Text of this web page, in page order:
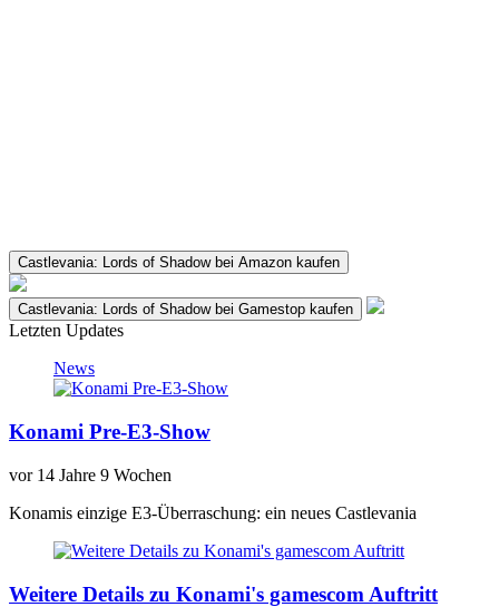
Castlevania: Lords of Shadow bei Amazon kaufen
Castlevania: Lords of Shadow bei Gamestop kaufen
Letzten Updates
News
Konami Pre-E3-Show
vor 14 Jahre 9 Wochen
Konamis einzige E3-Überraschung: ein neues Castlevania
Weitere Details zu Konami's gamescom Auftritt